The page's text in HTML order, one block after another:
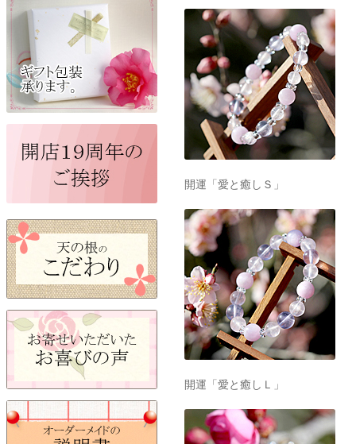
開運「愛と癒しＳ」
開運「愛と癒しＬ」